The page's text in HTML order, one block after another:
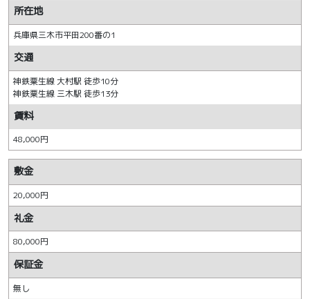
所在地
兵庫県三木市平田200番の1
交通
神鉄粟生線 大村駅 徒歩10分
神鉄粟生線 三木駅 徒歩13分
賃料
48,000円
敷金
20,000円
礼金
80,000円
保証金
無し